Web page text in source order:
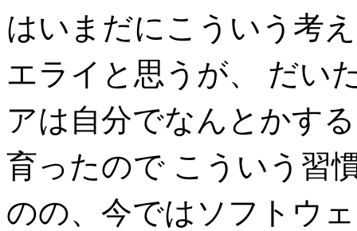
はいまだにこういう考
エライと思うが、 だい
アは自分でなんとかす
育ったので こういう習
のの、今ではソフトウ